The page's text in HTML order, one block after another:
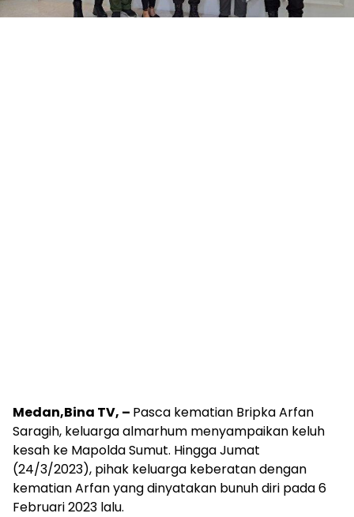
Medan,Bina TV, – Pasca kematian Bripka Arfan
Saragih, keluarga almarhum menyampaikan keluh
kesah ke Mapolda Sumut. Hingga Jumat
(24/3/2023), pihak keluarga keberatan dengan
kematian Arfan yang dinyatakan bunuh diri pada 6
Februari 2023 lalu.